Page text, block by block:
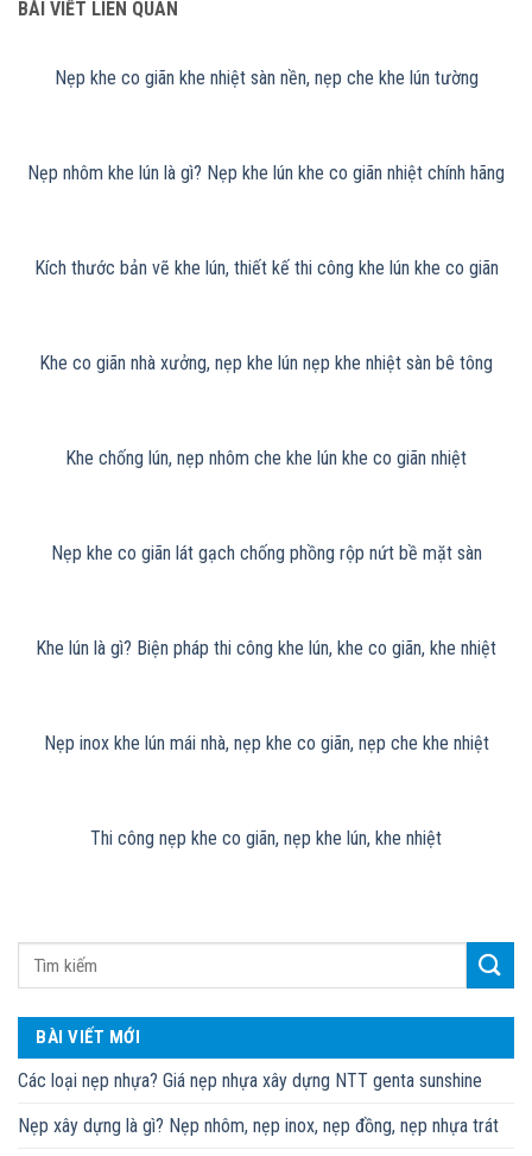
BÀI VIẾT MỚI
Các loại nẹp nhựa? Giá nẹp nhựa xây dựng NTT genta sunshine
Nẹp xây dựng là gì? Nẹp nhôm, nẹp inox, nẹp đồng, nẹp nhựa trát
BÀI VIẾT LIÊN QUAN
Nẹp khe co giãn khe nhiệt sàn nền, nẹp che khe lún tường
Nẹp nhôm khe lún là gì? Nẹp khe lún khe co giãn nhiệt chính hãng
Kích thước bản vẽ khe lún, thiết kế thi công khe lún khe co giãn
Khe co giãn nhà xưởng, nẹp khe lún nẹp khe nhiệt sàn bê tông
Khe chống lún, nẹp nhôm che khe lún khe co giãn nhiệt
Nẹp khe co giãn lát gạch chống phồng rộp nứt bề mặt sàn
Khe lún là gì? Biện pháp thi công khe lún, khe co giãn, khe nhiệt
Nẹp inox khe lún mái nhà, nẹp khe co giãn, nẹp che khe nhiệt
Thi công nẹp khe co giãn, nẹp khe lún, khe nhiệt